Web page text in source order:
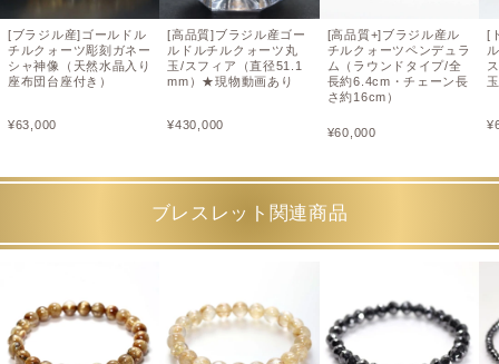
[ブラジル産]ゴールドル
チルクォーツ彫刻ガネー
シャ神像（天然水晶入り
座布団台座付き）
¥63,000
[高品質]ブラジル産ゴー
ルドルチルクォーツ丸
玉/スフィア（直径51.1
mm）★現物動画あり
¥430,000
[高品質+]ブラジル産ル
チルクォーツペンデュラ
ム（ラウンドタイプ/全
長約6.4cm・チェーン長
さ約16cm）
¥60,000
[
¥
ブレスレット関連商品